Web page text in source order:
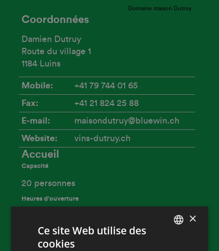
Domaine maison Dutruy
Coordonnées
Damien Dutruy
Route du village 1
1184 Luins
Mobile +41 79 744 01 65
Fax +41 21 824 25 88
E-mail maisondutruy@bluewin.ch
Website vins-dutruy.ch
Accueil
Capacité
20 personnes
Heures d'ouverture
rendezvous
×
Ce site Web utilise des
cookies